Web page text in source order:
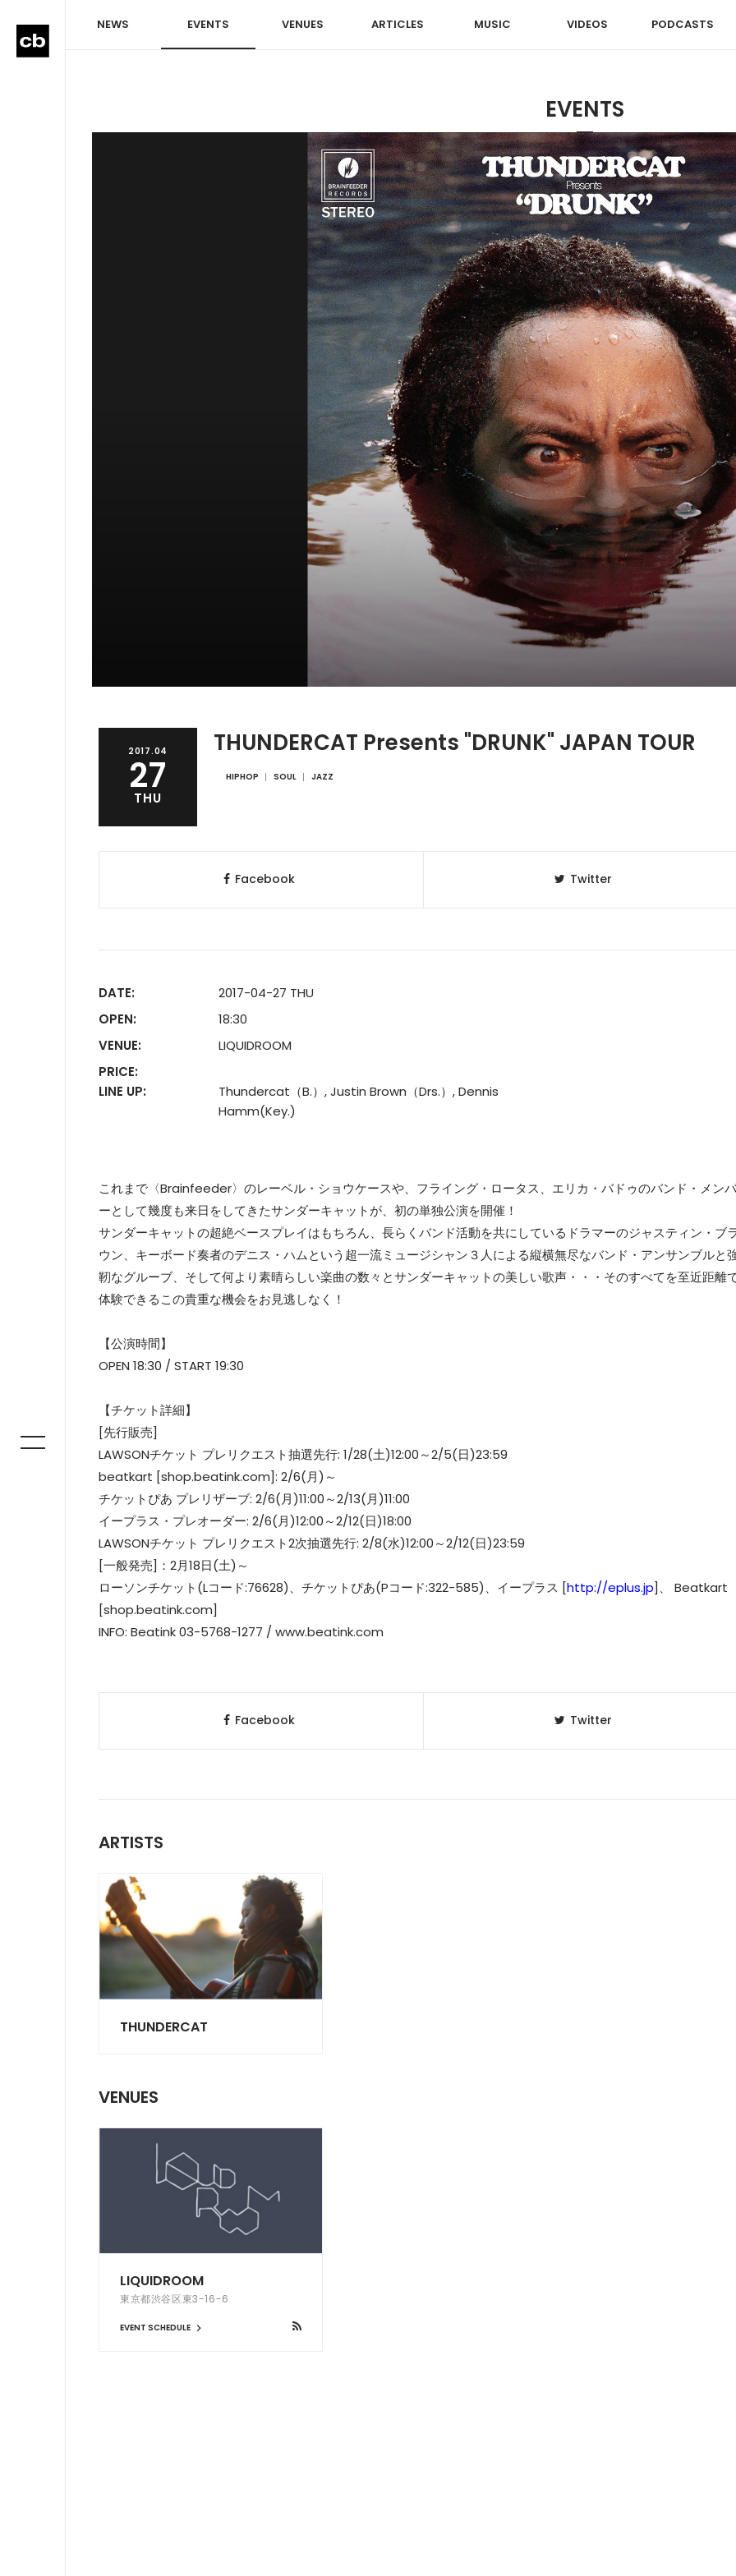
NEWS EVENTS VENUES ARTICLES MUSIC VIDEOS PODCASTS
EVENTS
2017.04
27
THU
THUNDERCAT Presents "DRUNK" JAPAN TOUR
HIPHOP SOUL JAZZ
Facebook Twitter
DATE:
2017-04-27 THU
OPEN:
18:30
VENUE:
LIQUIDROOM
PRICE:
LINE UP:
Thundercat（B.）, Justin Brown（Drs.）, Dennis
Hamm(Key.)
これまで〈Brainfeeder〉のレーベル・ショウケースや、フライング・ロータス、エリカ・バドゥのバンド・メンバ
ーとして幾度も来日をしてきたサンダーキャットが、初の単独公演を開催！
サンダーキャットの超絶ベースプレイはもちろん、長らくバンド活動を共にしているドラマーのジャスティン・ブ
ウン、キーボード奏者のデニス・ハムという超一流ミュージシャン３人による縦横無尽なバンド・アンサンブルと
靭なグルーブ、そして何より素晴らしい楽曲の数々とサンダーキャットの美しい歌声・・・そのすべてを至近距離
体験できるこの貴重な機会をお見逃しなく！
【公演時間】
OPEN 18:30 / START 19:30
【チケット詳細】
[先行販売]
LAWSONチケット プレリクエスト抽選先行: 1/28(土)12:00～2/5(日)23:59
beatkart [shop.beatink.com]: 2/6(月)～
チケットぴあ プレリザーブ: 2/6(月)11:00～2/13(月)11:00
イープラス・プレオーダー: 2/6(月)12:00～2/12(日)18:00
LAWSONチケット プレリクエスト2次抽選先行: 2/8(水)12:00～2/12(日)23:59
[一般発売]：2月18日(土)～
ローソンチケット(Lコード:76628)、チケットぴあ(Pコード:322-585)、イープラス [http://eplus.jp]、 Beatkart
[shop.beatink.com]
INFO: Beatink 03-5768-1277 / www.beatink.com
Facebook Twitter
ARTISTS
THUNDERCAT
VENUES
LIQUIDROOM
東京都渋谷区東3-16-6
EVENT SCHEDULE